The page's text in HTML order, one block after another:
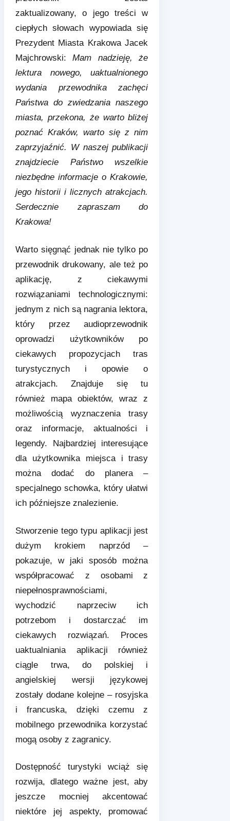
zaktualizowany, o jego treści w
ciepłych słowach wypowiada się
Prezydent Miasta Krakowa Jacek
Majchrowski:Mam nadzieję, że
lektura nowego, uaktualnionego
wydania przewodnika zachęci
Państwa do zwiedzania naszego
miasta, przekona, że warto bliżej
poznać Kraków, warto się z nim
zaprzyjaźnić. W naszej publikacji
znajdziecie Państwo wszelkie
niezbędne informacje o Krakowie,
jego historii i licznych atrakcjach.
Serdecznie zapraszam do
Krakowa!
Warto sięgnąć jednak nie tylko po
przewodnik drukowany, ale też po
aplikację, z ciekawymi
rozwiązaniami technologicznymi:
jednym z nich są nagrania lektora,
który przez audioprzewodnik
oprowadzi użytkowników po
ciekawych propozycjach tras
turystycznych i opowie o
atrakcjach. Znajduje się tu
również mapa obiektów, wraz z
możliwością wyznaczenia trasy
oraz informacje, aktualności i
legendy. Najbardziej interesujące
dla użytkownika miejsca i trasy
można dodać do planera –
specjalnego schowka, który ułatwi
ich późniejsze znalezienie.
Stworzenie tego typu aplikacji jest
dużym krokiem naprzód –
pokazuje, w jaki sposób można
współpracować z osobami z
niepełnosprawnościami,
wychodzić naprzeciw ich
potrzebom i dostarczać im
ciekawych rozwiązań. Proces
uaktualniania aplikacji również
ciągle trwa, do polskiej i
angielskiej wersji językowej
zostały dodane kolejne – rosyjska
i francuska, dzięki czemu z
mobilnego przewodnika korzystać
mogą osoby z zagranicy.
Dostępność turystyki wciąż się
rozwija, dlatego ważne jest, aby
jeszcze mocniej akcentować
niektóre jej aspekty, promować